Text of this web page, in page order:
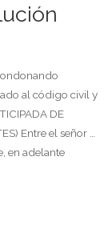
al código civil y
DE
Entre el señor …
en adelante